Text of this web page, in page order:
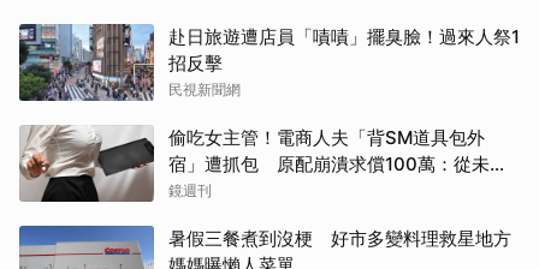
赴日旅遊遭店員「嘖嘖」擺臭臉！過來人祭1
招反擊
民視新聞網
偷吃女主管！電商人夫「背SM道具包外
宿」遭抓包 原配崩潰求償100萬：從未用
過此類
鏡週刊
暑假三餐煮到沒梗 好市多變料理救星地方